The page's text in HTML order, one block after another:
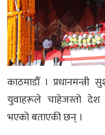
काठमाडौँ । प्रधानमन्त्री
युवाहरूले चाहेजस्तो देश
भएको बताएकी छन् ।